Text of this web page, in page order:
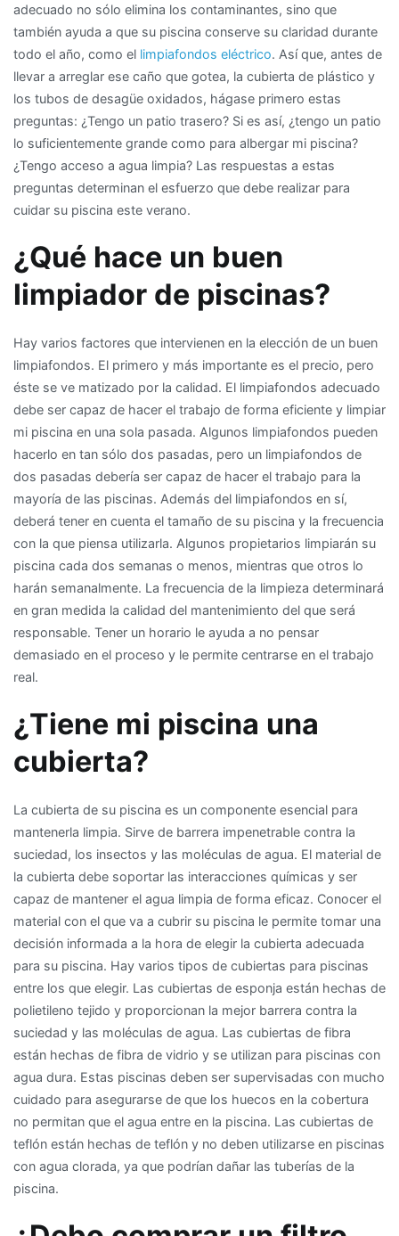
piscina
adecuado no sólo elimina los contaminantes, sino que
también ayuda a que su piscina conserve su claridad durante
todo el año, como el limpiafondos eléctrico. Así que, antes de
llevar a arreglar ese caño que gotea, la cubierta de plástico y
los tubos de desagüe oxidados, hágase primero estas
preguntas: ¿Tengo un patio trasero? Si es así, ¿tengo un patio
lo suficientemente grande como para albergar mi piscina?
¿Tengo acceso a agua limpia? Las respuestas a estas
preguntas determinan el esfuerzo que debe realizar para
cuidar su piscina este verano.
¿Qué hace un buen
limpiador de piscinas?
Hay varios factores que intervienen en la elección de un buen
limpiafondos. El primero y más importante es el precio, pero
éste se ve matizado por la calidad. El limpiafondos adecuado
debe ser capaz de hacer el trabajo de forma eficiente y limpiar
mi piscina en una sola pasada. Algunos limpiafondos pueden
hacerlo en tan sólo dos pasadas, pero un limpiafondos de
dos pasadas debería ser capaz de hacer el trabajo para la
mayoría de las piscinas. Además del limpiafondos en sí,
deberá tener en cuenta el tamaño de su piscina y la frecuencia
con la que piensa utilizarla. Algunos propietarios limpiarán su
piscina cada dos semanas o menos, mientras que otros lo
harán semanalmente. La frecuencia de la limpieza determinará
en gran medida la calidad del mantenimiento del que será
responsable. Tener un horario le ayuda a no pensar
demasiado en el proceso y le permite centrarse en el trabajo
real.
¿Tiene mi piscina una
cubierta?
La cubierta de su piscina es un componente esencial para
mantenerla limpia. Sirve de barrera impenetrable contra la
suciedad, los insectos y las moléculas de agua. El material de
la cubierta debe soportar las interacciones químicas y ser
capaz de mantener el agua limpia de forma eficaz. Conocer el
material con el que va a cubrir su piscina le permite tomar una
decisión informada a la hora de elegir la cubierta adecuada
para su piscina. Hay varios tipos de cubiertas para piscinas
entre los que elegir. Las cubiertas de esponja están hechas de
polietileno tejido y proporcionan la mejor barrera contra la
suciedad y las moléculas de agua. Las cubiertas de fibra
están hechas de fibra de vidrio y se utilizan para piscinas con
agua dura. Estas piscinas deben ser supervisadas con mucho
cuidado para asegurarse de que los huecos en la cobertura
no permitan que el agua entre en la piscina. Las cubiertas de
teflón están hechas de teflón y no deben utilizarse en piscinas
con agua clorada, ya que podrían dañar las tuberías de la
piscina.